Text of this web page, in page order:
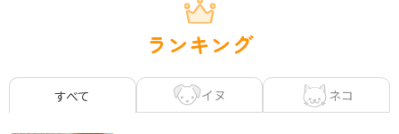
ランキング
すべて イヌ ネコ